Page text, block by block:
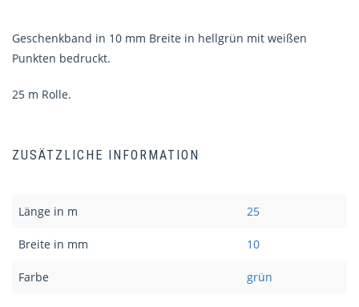
Geschenkband in 10 mm Breite in hellgrün mit weißen
Punkten bedruckt.
25 m Rolle.
ZUSÄTZLICHE INFORMATION
Länge in m 25
Breite in mm 10
Farbe grün